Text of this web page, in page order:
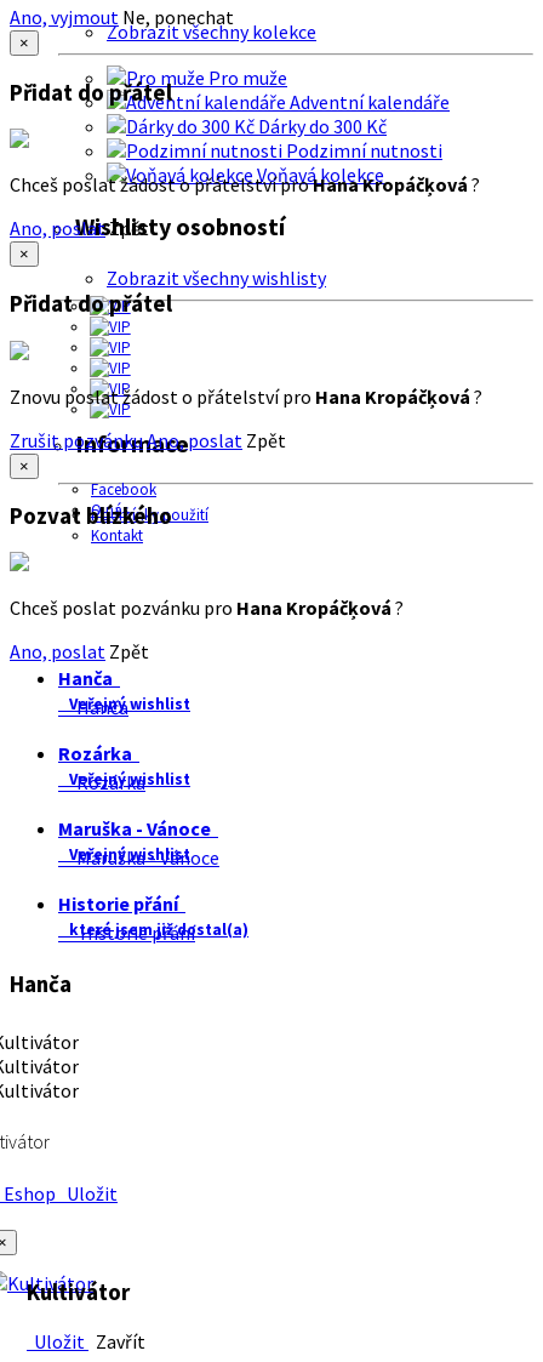
Zobrazit všechny kolekce
Pro muže
Adventní kalendáře
Dárky do 300 Kč
Podzimní nutnosti
Voňavá kolekce
Wishlisty osobností
Zobrazit všechny wishlisty
Informace
Facebook
O nás
Podmínky použití
Kontakt
Ano, vyjmout Ne, ponechat
×
Přidat do přátel
Chceš poslat žádost o přátelství proHana Kropáčķová ?
Ano, poslatZpět
×
Přidat do přátel
Znovu poslat žádost o přátelství pro Hana Kropáčķová ?
Zrušit pozvánkuAno, poslat Zpět
×
Pozvat blízkého
Chceš poslat pozvánku pro Hana Kropáčķová ?
Ano, poslat Zpět
Hanča
Veřejný wishlist
Hanča
Rozárka
Veřejný wishlist
Rozárka
Maruška - Vánoce
Veřejný wishlist
Maruška - Vánoce
Historie přání
které jsem již dostal(a)
Historie přání
Hanča
Uložit
Kultivátor
Uložit Zavřít